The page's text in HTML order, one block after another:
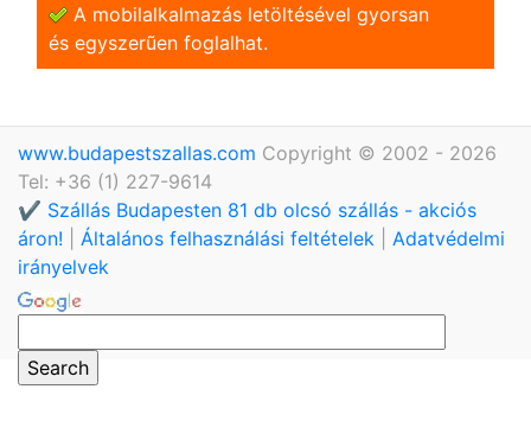
A mobilalkalmazás letöltésével gyorsan
és egyszerũen foglalhat.
www.budapestszallas.com Copyright © 2002 - 2026
Tel: +36 (1) 227-9614
✔️ Szállás Budapesten 81 db olcsó szállás - akciós
áron!
Általános felhasználási feltételek
Adatvédelmi
irányelvek